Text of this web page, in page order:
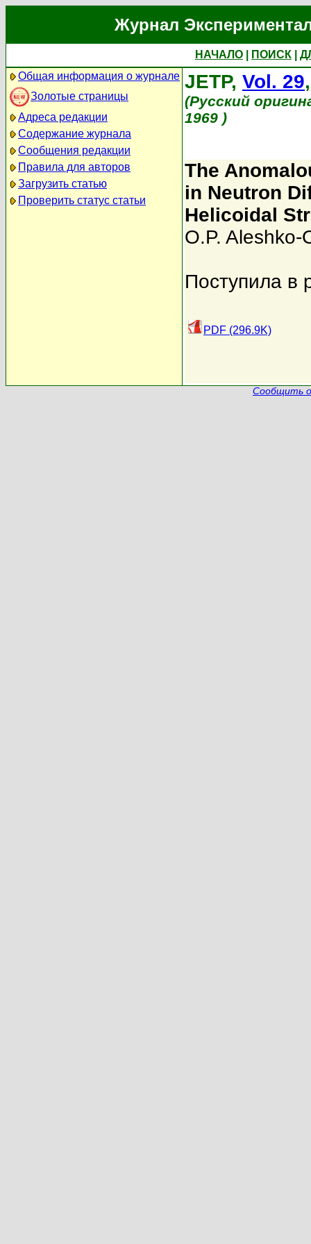
Журнал
НАЧАЛО ПОИСК
Общая информация о журнале
Золотые страницы
Адреса редакции
Содержание журнала
Сообщения редакции
Правила для авторов
Загрузить статью
Проверить статус статьи
JETP, Vol. 29
(Русский
1969 )
The
in Neutron
Helicoidal
O.P. Aleshko-
Поступила в
PDF (296.9K)
Сообщить о